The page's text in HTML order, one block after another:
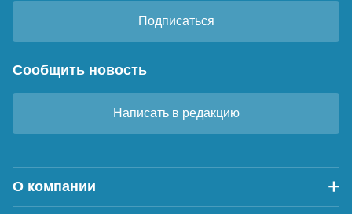
Подписаться
Сообщить новость
Написать в редакцию
О компании